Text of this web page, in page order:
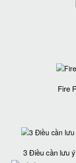
Fire
3 Điều cần lưu